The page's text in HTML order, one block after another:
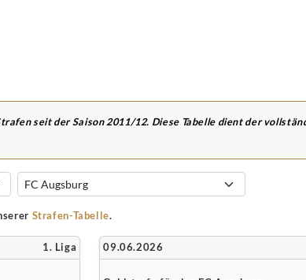
seit der Saison 2011/12. Diese Tabelle dient der
Strafen-Tabelle.
1. Liga 09.06.2026